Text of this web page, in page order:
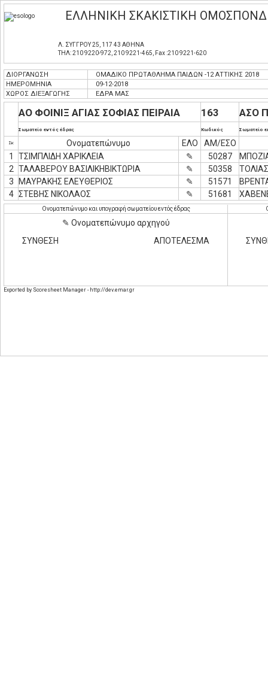
ΕΛΛΗΝΙΚΗ ΣΚΑΚΙΣΤΙΚΗ
Λ. ΣΥΓΓΡΟΥ 25, 117 43 ΑΘΗΝΑ
ΤΗΛ: 210 9220-972, 210 9221-465, Fax :210 9221-620
ΔΙΟΡΓΑΝΩΣΗ
ΟΜΑΔΙΚΟ ΠΡΩΤΑΘΛΗΜΑ ΠΑΙΔΩΝ -12 ΑΤΤΙΚΗΣ 2018
ΗΜΕΡΟΜΗΝΙΑ
09-12-2018
ΧΩΡΟΣ ΔΙΕΞΑΓΩΓΗΣ
ΕΔΡΑ ΜΑΣ
ΑΟ ΦΟΙΝΙΞ ΑΓΙΑΣ ΣΟΦΙΑΣ ΠΕΙΡΑΙΑ
Σωματείο εντός έδρας
163
Κωδικός
ΑΣΟ
Σωματείο
Σκ Ονοματεπώνυμο ΕΛΟ
ΑΜ/ΕΣΟ
1
ΤΣΙΜΠΛΙΔΗ ΧΑΡΙΚΛΕΙΑ ✎ 50287
2 ΤΑΛΑΒΕΡΟΥ ΒΑΣΙΛΙΚΗΒΙΚΤΩΡΙΑ ✎ 50358
3
ΜΑΥΡΑΚΗΣ ΕΛΕΥΘΕΡΙΟΣ ✎ 51571
4 ΣΤΕΒΗΣ ΝΙΚΟΛΑΟΣ ✎ 51681
Ονοματεπώνυμο και υπογραφή σωματείου εντός έδρας
✎ Ονοματεπώνυμο αρχηγού
ΣΥΝΘΕΣΗ
ΑΠΟΤΕΛΕΣΜΑ
Exported by Scoresheet Manager - http://dev.emar.gr